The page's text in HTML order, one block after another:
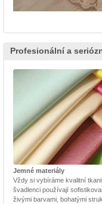
Profesionální a
Jemné materiály
Vždy si vybíráme kvalitní
švadlenci používají
živými barvami, bohatými